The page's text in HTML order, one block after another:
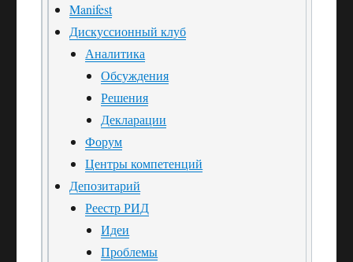
Manifest
Дискуссионный клуб
Аналитика
Обсуждения
Решения
Декларации
Форум
Центры компетенций
Депозитарий
Реестр РИД
Идеи
Проблемы